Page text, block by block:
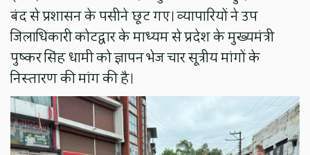
बंद से प्रशासन के पसीने छूट गए। व्यापारियों ने उप
जिलाधिकारी कोटद्वार के माध्यम से प्रदेश के मुख्यमंत्री
पुष्कर सिंह धामी को ज्ञापन भेज चार सूत्रीय मांगों के
निस्तारण की मांग की है।